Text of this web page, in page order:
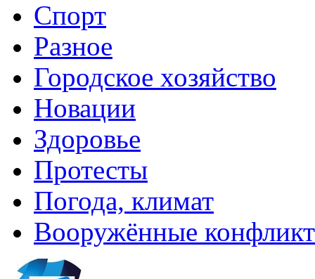
Спорт
Разное
Городское хозяйство
Новации
Здоровье
Протесты
Погода, климат
Вооружённые